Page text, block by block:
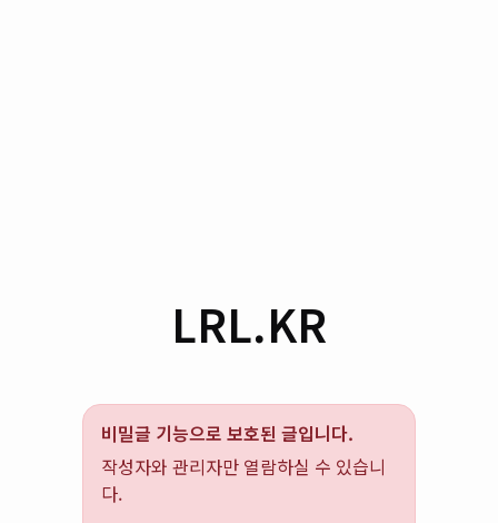
LRL.KR
비밀글 기능으로 보호된 글입니다.
작성자와 관리자만 열람하실 수 있습니
다.